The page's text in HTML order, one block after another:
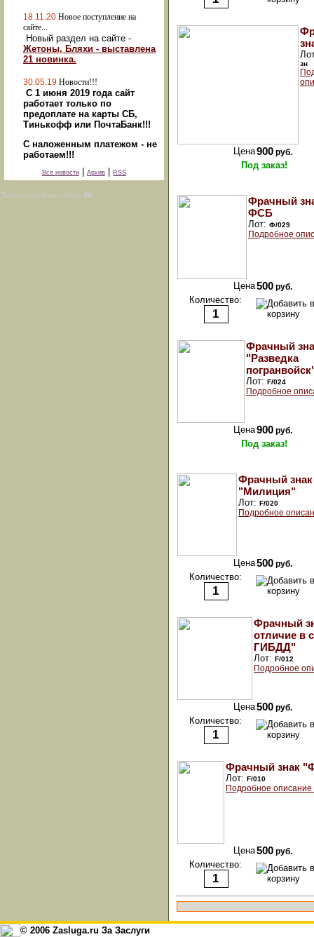
18.11.20 Новое поступление на
сайте...
Новый раздел на сайте -
Жетоны, Бляхи - выставлена
21 новинка.
30.05.19 Новости!!!
С 1 июня 2019 года сайт
работает только по
предоплате на карты СБ,
Тинькофф или ПочтаБанк!!!
С наложенным платежом - не
работаем!!!
Все новости Архив RSS
Посетителей на сайте: 49
зн
Цена900 руб.
Под заказ!
Фрачный
ФСБ
Лот: Ф/029
Подробное
Цена500 руб.
Количество:
Фрачный
"Разведка
Лот: F/024
Подробное
Цена900 руб.
Под заказ!
Фрачный знак
"Милиция"
Лот: F/020
Подробное
Цена500 руб.
Количество:
Фрачный
отличие в
ГИБДД"
Лот: F/012
Подробное
Цена500 руб.
Количество:
Фрачный знак
Лот: F/010
Подробное описание
Цена500 руб.
Количество:
© 2006 Zasluga.ru За Заслуги